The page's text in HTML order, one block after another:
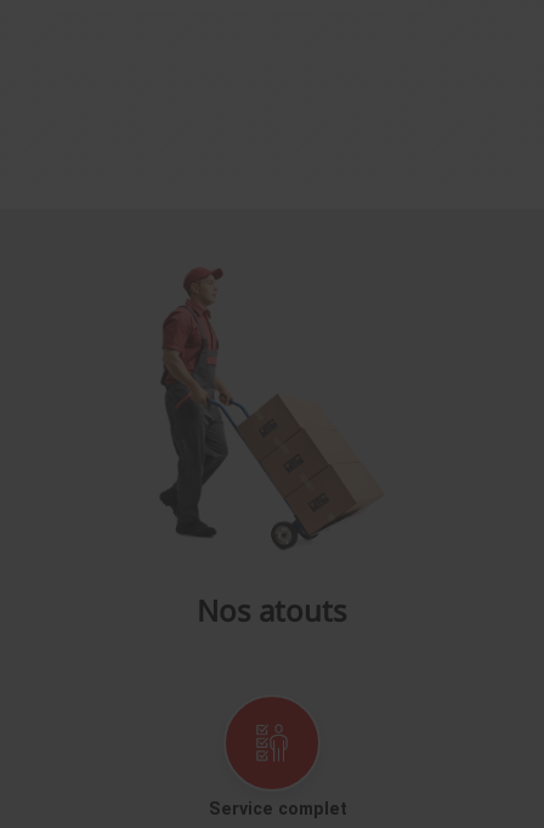
Nos atouts
Service complet